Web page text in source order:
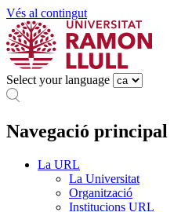
Vés al contingut
Select your language
Navegació principal
La URL
La Universitat
Organització
Institucions URL